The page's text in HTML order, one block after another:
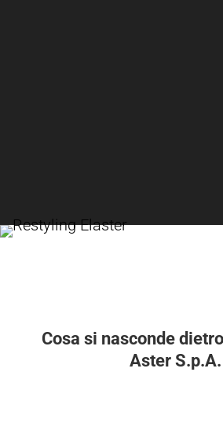
Cosa si nasconde
Aster S.p.A.